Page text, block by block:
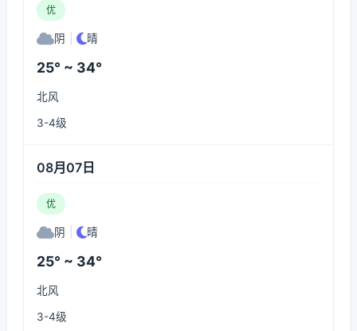
优
阴 晴
25° ~ 34°
北风
3-4级
08月07日
优
阴 晴
25° ~ 34°
北风
3-4级